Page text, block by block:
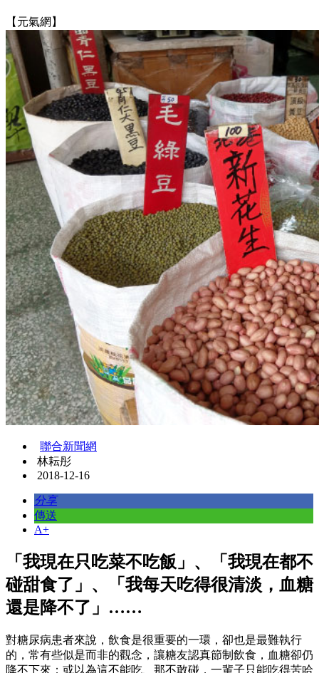
【元氣網】
聯合新聞網
林耘彤
2018-12-16
分享
傳送
A+
「我現在只吃菜不吃飯」、「我現在都不
碰甜食了」、「我每天吃得很清淡，血糖
還是降不了」……
對糖尿病患者來說，飲食是很重要的一環，卻也是最難執行
的，常有些似是而非的觀念，讓糖友認真節制飲食，血糖卻仍
降不下來；或以為這不能吃、那不敢碰，一輩子只能吃得苦哈